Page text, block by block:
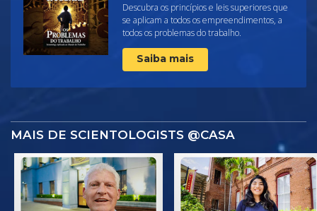
Descubra os princípios e leis superiores que
se aplicam a todos os empreendimentos, a
todos os problemas do trabalho.
Saiba mais
MAIS DE SCIENTOLOGISTS @CASA